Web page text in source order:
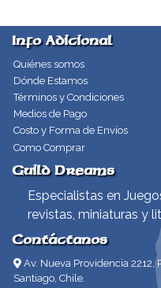
Info Adicional
Quiénes somos
Dónde Estamos
Términos y Condiciones
Medios de Pago
Costo y Forma de Envíos
Como Comprar
Guild Dreams
Especialistas en
revistas, miniaturas y
Contáctanos
Av. Nueva Providencia 2212,
Santiago, Chile.